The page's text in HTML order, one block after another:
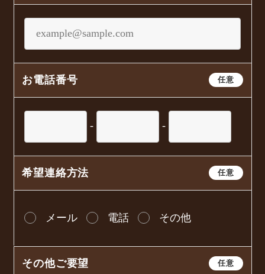
任意
お電話番号
- -
任意
希望連絡方法
メール 電話 その他
任意
その他ご要望